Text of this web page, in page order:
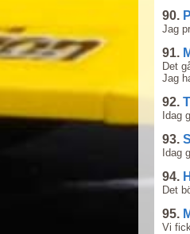
90.
Jag
91.
Det
Jag
92.
Idag
93.
Idag
94.
Det
95.
Vi